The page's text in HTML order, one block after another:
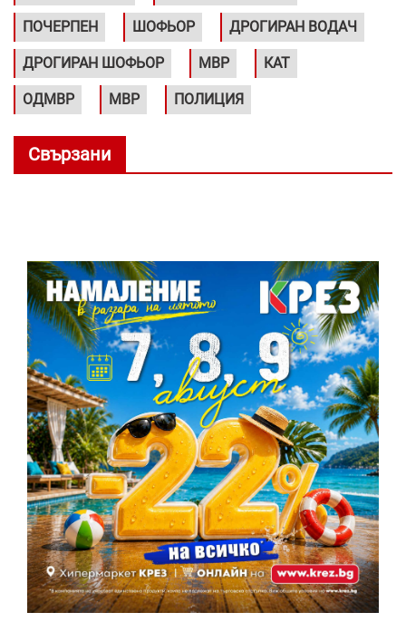
ПОЧЕРПЕН ШОФЬОР ДРОГИРАН ВОДАЧ
ДРОГИРАН ШОФЬОР МВР КАТ
ОДМВР МВР ПОЛИЦИЯ
Свързани